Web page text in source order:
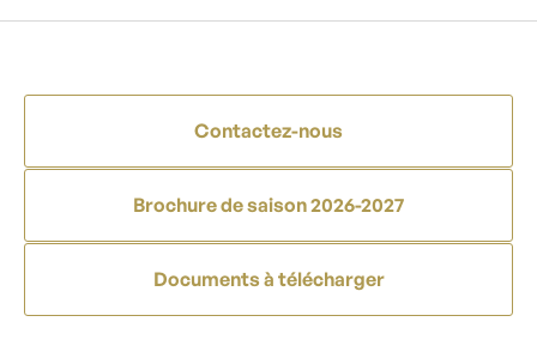
Contactez-nous
Brochure de saison 2026-2027
Documents à télécharger